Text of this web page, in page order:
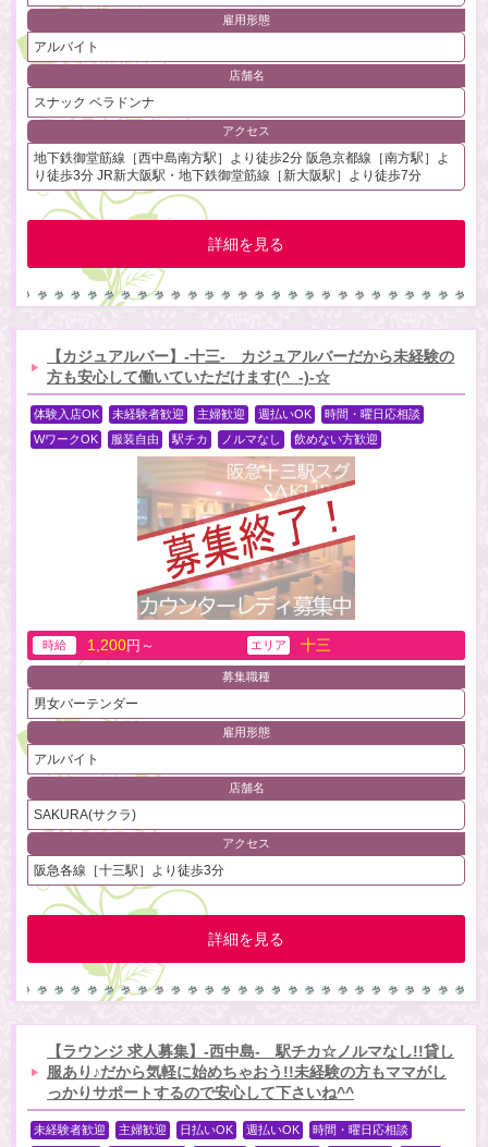
雇用形態
アルバイト
店舗名
スナック ベラドンナ
アクセス
地下鉄御堂筋線［西中島南方駅］より徒歩2分 阪急京都線［南方駅］よ
り徒歩3分 JR新大阪駅・地下鉄御堂筋線［新大阪駅］より徒歩7分
詳細を見る
【カジュアルバー】-十三- カジュアルバーだから未経験の
方も安心して働いていただけます(^_-)-☆
体験入店OK 未経験者歓迎 主婦歓迎 週払いOK
時間・曜日応相談
WワークOK
服装自由 駅チカ ノルマなし 飲めない方歓迎
時給 1,200円～ エリア 十三
募集職種
男女バーテンダー
雇用形態
アルバイト
店舗名
SAKURA(サクラ)
アクセス
阪急各線［十三駅］より徒歩3分
詳細を見る
【ラウンジ 求人募集】-西中島- 駅チカ☆ノルマなし!!貸し
服あり♪だから気軽に始めちゃおう!!未経験の方もママがし
っかりサポートするので安心して下さいね^^
未経験者歓迎 主婦歓迎 日払いOK 週払いOK
時間・曜日応相談